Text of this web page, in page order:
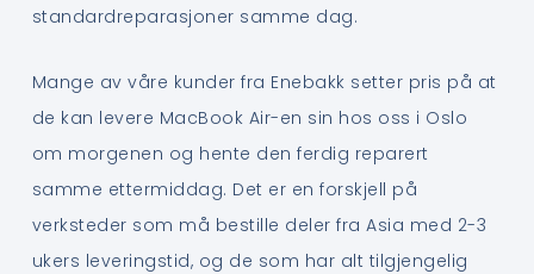
standardreparasjoner samme dag.
Mange av våre kunder fra Enebakk setter pris på at
de kan levere MacBook Air-en sin hos oss i Oslo
om morgenen og hente den ferdig reparert
samme ettermiddag. Det er en forskjell på
verksteder som må bestille deler fra Asia med 2-3
ukers leveringstid, og de som har alt tilgjengelig